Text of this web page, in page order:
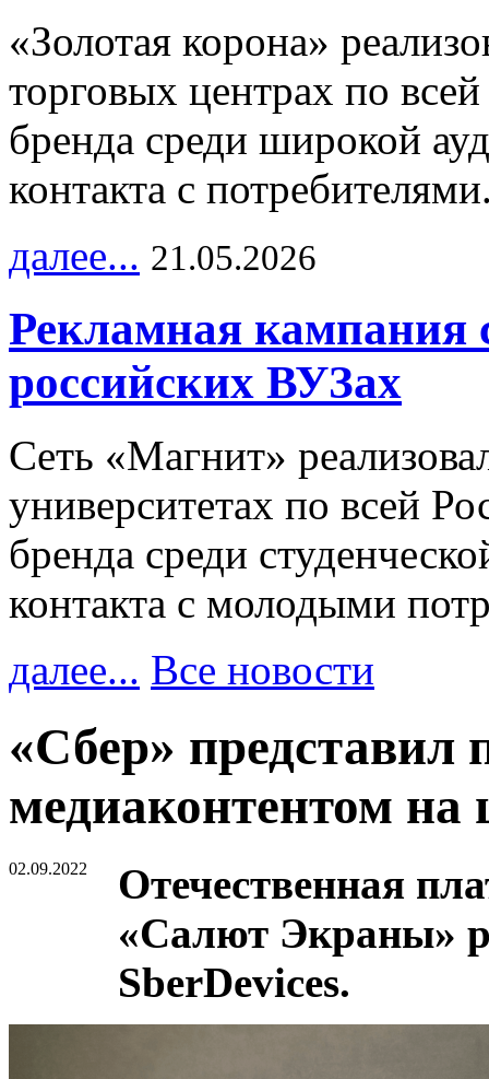
«Золотая корона»
торговых центрах по
бренда среди широкой
контакта с
далее... 21.05.2026
Рекламная кампания
российских ВУЗах
Сеть «Магнит»
университетах по всей
бренда среди
контакта с молодыми
далее... Все новости
«Сбер» представил
медиаконтентом
02.09.2022
Отечественная
«Салют Экраны»
SberDevices.